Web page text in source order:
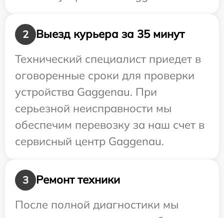
2
Выезд курьера за 35 минут
Технический специалист приедет в
оговоренные сроки для проверки
устройства Gaggenau. При
серьезной неисправности мы
обеспечим перевозку за наш счет в
сервисный центр Gaggenau.
3
Ремонт техники
После полной диагностики мы